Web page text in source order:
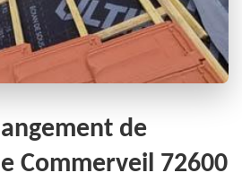
de
Commerveil 72600